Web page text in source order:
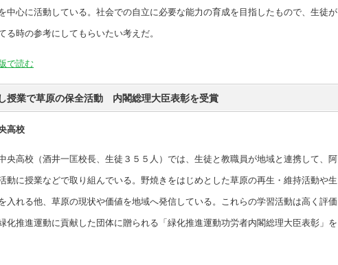
中心に活動している。社会での自立に必要な能力の育成を目指したもので、生徒が
る時の参考にしてもらいたい考えだ。
で読む
授業で草原の保全活動 内閣総理大臣表彰を受賞
高校
央高校（酒井一匡校長、生徒３５５人）では、生徒と教職員が地域と連携して、阿
動に授業などで取り組んでいる。野焼きをはじめとした草原の再生・維持活動や生
入れる他、草原の現状や価値を地域へ発信している。これらの学習活動は高く評価
化推進運動に貢献した団体に贈られる「緑化推進運動功労者内閣総理大臣表彰」を